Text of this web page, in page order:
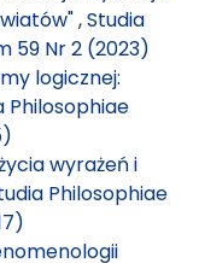
,Studia
59 Nr 2 (2023)
logicznej:
Philosophiae
wyrażeń i
Philosophiae